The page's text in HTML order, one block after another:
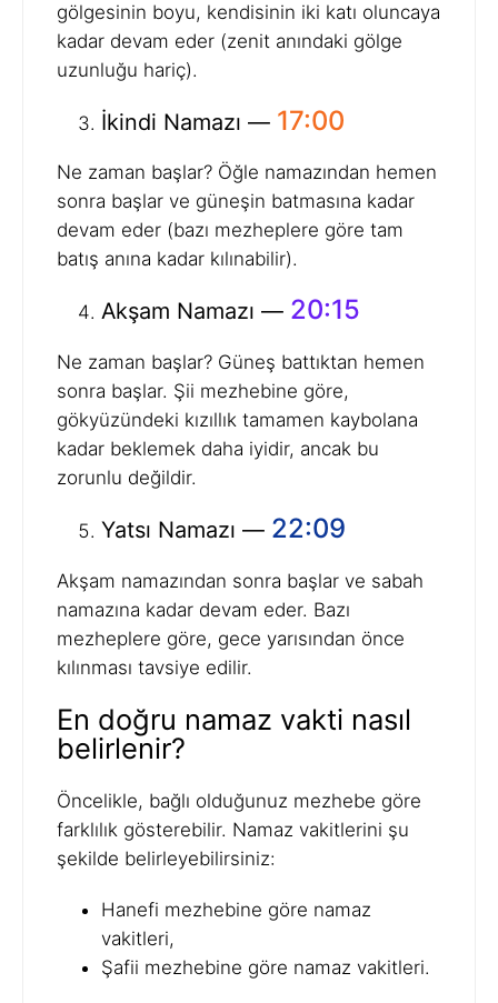
gölgesinin boyu, kendisinin iki katı oluncaya
kadar devam eder (zenit anındaki gölge
uzunluğu hariç).
İkindi Namazı — 17:00
Ne zaman başlar? Öğle namazından hemen
sonra başlar ve güneşin batmasına kadar
devam eder (bazı mezheplere göre tam
batış anına kadar kılınabilir).
Akşam Namazı — 20:15
Ne zaman başlar? Güneş battıktan hemen
sonra başlar. Şii mezhebine göre,
gökyüzündeki kızıllık tamamen kaybolana
kadar beklemek daha iyidir, ancak bu
zorunlu değildir.
Yatsı Namazı — 22:09
Akşam namazından sonra başlar ve sabah
namazına kadar devam eder. Bazı
mezheplere göre, gece yarısından önce
kılınması tavsiye edilir.
En doğru namaz vakti nasıl
belirlenir?
Öncelikle, bağlı olduğunuz mezhebe göre
farklılık gösterebilir. Namaz vakitlerini şu
şekilde belirleyebilirsiniz:
Hanefi mezhebine göre namaz
vakitleri,
Şafii mezhebine göre namaz vakitleri.